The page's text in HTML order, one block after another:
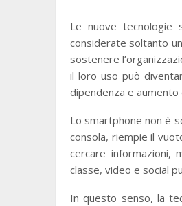
Le nuove tecnologie
considerate soltanto
sostenere
il loro uso può
dipendenza e aumento
Lo smartphone non è
consola, riempie il
cercare informazioni,
classe, video e social
In questo senso, la